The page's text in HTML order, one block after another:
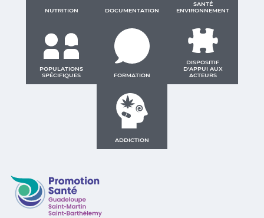
NUTRITION DOCUMENTATION
SANTÉ
ENVIRONNEMENT
POPULATIONS
SPÉCIFIQUES
FORMATION
DISPOSITIF
D'APPUI AUX
ACTEURS
ADDICTION
Promotion Santé Guadeloupe, Saint-Martin, Saint